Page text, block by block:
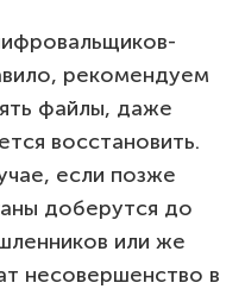
рекомендуем
файлы, даже
восстановить.
если позже
доберутся до
или же
несовершенство в